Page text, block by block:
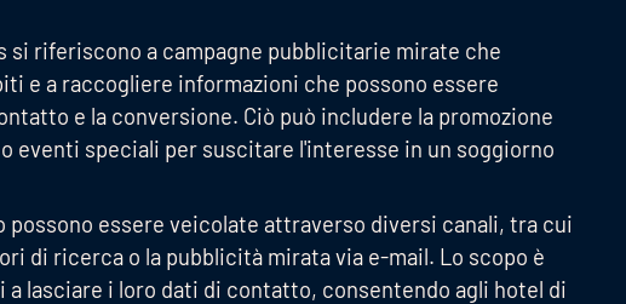
si riferiscono a campagne pubblicitarie mirate che
e a raccogliere informazioni che possono essere
e la conversione. Ciò può includere la promozione
eventi speciali per suscitare l'interesse in un soggiorno
possono essere veicolate attraverso diversi canali, tra cui
di ricerca o la pubblicità mirata via e-mail. Lo scopo è
lasciare i loro dati di contatto, consentendo agli hotel di